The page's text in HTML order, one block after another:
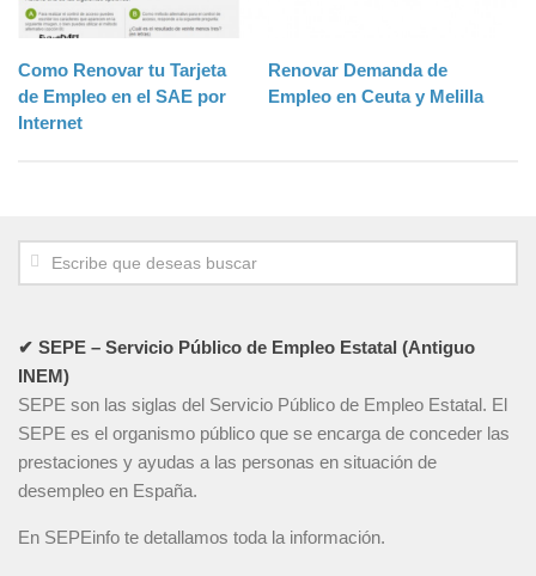
Como Renovar tu Tarjeta
de Empleo en el SAE por
Internet
Renovar Demanda de
Empleo en Ceuta y Melilla
✔ SEPE – Servicio Público de Empleo Estatal (Antiguo
INEM)
SEPE son las siglas del Servicio Público de Empleo Estatal. El
SEPE es el organismo público que se encarga de conceder las
prestaciones y ayudas a las personas en situación de
desempleo en España.
En SEPEinfo te detallamos toda la información.